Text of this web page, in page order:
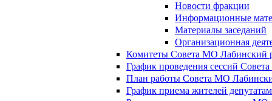
Новости фракции
Информационные
Материалы заседаний
Организационная
Комитеты Совета МО Лабинский
График проведения сессий
План работы Совета МО
График приема жителей